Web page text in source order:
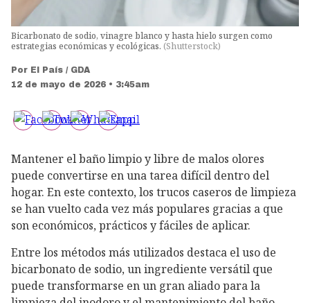
Bicarbonato de sodio, vinagre blanco y hasta hielo surgen como
estrategias económicas y ecológicas. (Shutterstock)
Por El País / GDA
12 de mayo de 2026 • 3:45am
Mantener el baño limpio y libre de malos olores
puede convertirse en una tarea difícil dentro del
hogar. En este contexto, los trucos caseros de limpieza
se han vuelto cada vez más populares gracias a que
son económicos, prácticos y fáciles de aplicar.
Entre los métodos más utilizados destaca el uso de
bicarbonato de sodio, un ingrediente versátil que
puede transformarse en un gran aliado para la